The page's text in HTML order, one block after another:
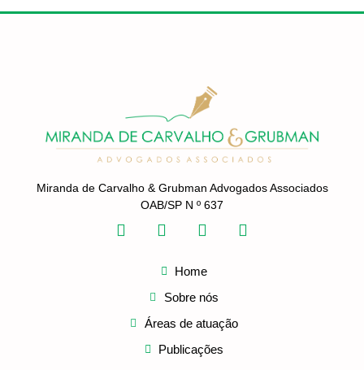
Miranda de Carvalho & Grubman Advogados Associados
OAB/SP N º 637
Home
Sobre nós
Áreas de atuação
Publicações